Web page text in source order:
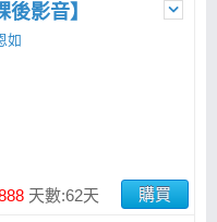
影音】
如
天數:62天 購買